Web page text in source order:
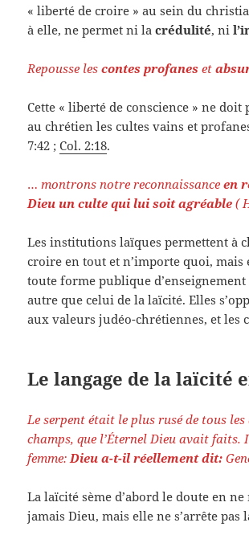
« liberté de croire » au sein du
à elle, ne permet ni lacrédulité, ni
Repousse lescontes profanes et
Cette « liberté de conscience » ne doit
au chrétien les cultes vains et
7:42 ;Col. 2:18.
… montrons notre reconnaissanceen
Dieu un culte qui lui soit agréable (
Les institutions laïques permettent à
croire en tout et n’importe quoi,
toute forme publique
autre que celui de la laïcité. Elles
aux valeurs judéo-chrétiennes, et les
Le langage de la laïcité
Le serpent était le plus rusé de tous
champs, que l’Éternel Dieu avait
femme: Dieu a-t-il réellement dit:
La laïcité sème d’abord le doute en
jamais Dieu, mais elle ne s’arrête pas